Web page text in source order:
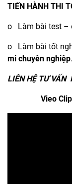
TIẾN HÀNH THI
o Làm bài test –
o Làm bài tốt
mi chuyên nghiệp.
LIÊN HỆ TƯ VẤN
Vieo